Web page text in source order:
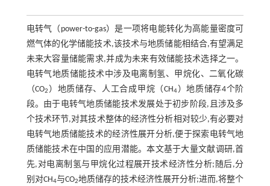
电转气（power-to-gas）是一项将电能转化为高能量密度可
燃气体的化学储能技术,该技术与地质储能相结合,有望满足
未来大容量储能需求,并成为未来有效储能技术选择之一。
电转气地质储能技术中涉及电离制氢、甲烷化、二氧化碳
（CO2 ）地质储存、人工合成甲烷（CH4）地质储存4个阶
段。由于电转气地质储能技术发展处于初步阶段,且涉及多
个技术环节,对其技术整体的经济性分析相对较少,有必要对
电转气地质储能技术的经济性展开分析,便于探索电转气地
质储能技术在中国的应用潜能。本文基于大量文献调研,首
先,对电离制氢与甲烷化过程展开技术经济性分析;随后,分
别对CH4与CO2地质储存的技术经济性展开分析;进而,将整个